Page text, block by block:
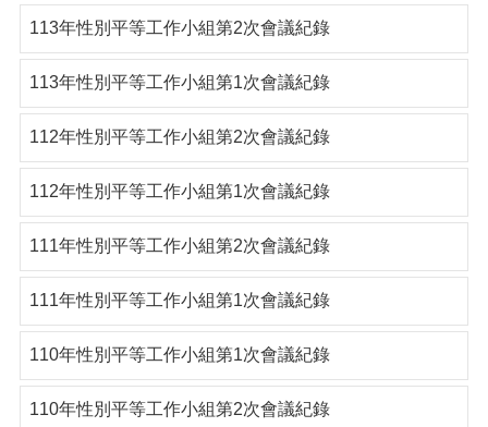
113年性別平等工作小組第2次會議紀錄
113年性別平等工作小組第1次會議紀錄
112年性別平等工作小組第2次會議紀錄
112年性別平等工作小組第1次會議紀錄
111年性別平等工作小組第2次會議紀錄
111年性別平等工作小組第1次會議紀錄
110年性別平等工作小組第1次會議紀錄
110年性別平等工作小組第2次會議紀錄